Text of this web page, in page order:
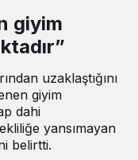
giyim
uzaklaştığını
giyim
dahi
yansımayan
belirtti.